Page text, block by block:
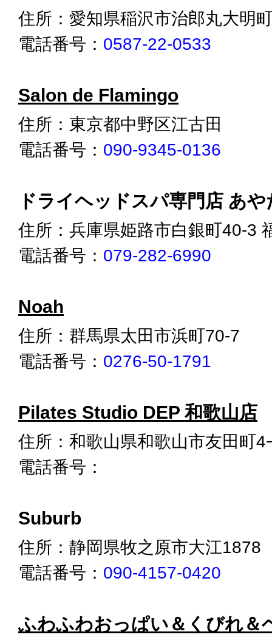
住所：愛知県稲沢市治郎丸大明
電話番号： 0587-22-0533
Salon de Flamingo
住所：東京都中野区江古田
電話番号： 090-9345-0136
ドライヘッドスパ専門店 あや
住所：兵庫県姫路市白銀町40-3
電話番号： 079-282-6990
Noah
住所：群馬県太田市浜町70-7
電話番号： 0276-50-1791
Pilates Studio DEP 和歌山店
住所：和歌山県和歌山市友田町
電話番号：
Suburb
住所：静岡県牧之原市大江1878
電話番号： 090-4157-0420
ふわふわおっぱい＆くびれ＆